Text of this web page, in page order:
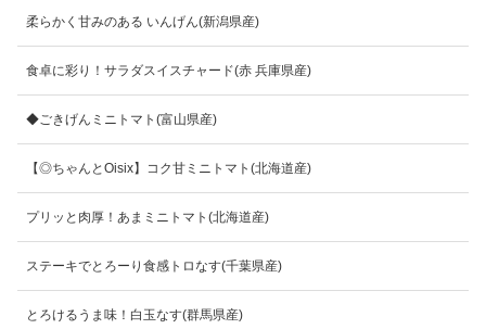
柔らかく甘みのある いんげん(新潟県産)
食卓に彩り！サラダスイスチャード(赤 兵庫県産)
◆ごきげんミニトマト(富山県産)
【◎ちゃんとOisix】コク甘ミニトマト(北海道産)
プリッと肉厚！あまミニトマト(北海道産)
ステーキでとろーり食感トロなす(千葉県産)
とろけるうま味！白玉なす(群馬県産)